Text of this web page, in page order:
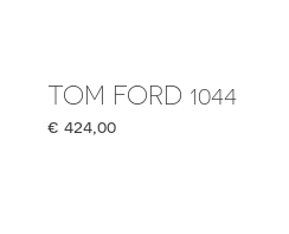
TOM FORD 1044
€ 424,00